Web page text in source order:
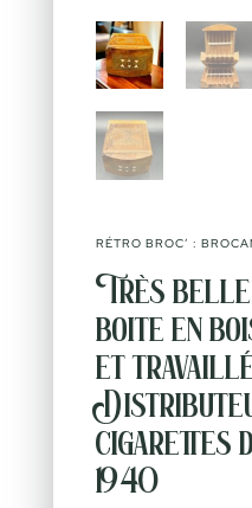
RÉTRO BROC’ :
Très belle
boite en
et
cigarettes
1940